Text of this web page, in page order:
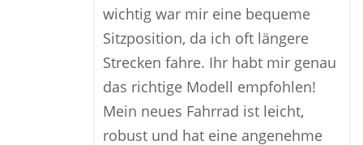
wichtig war mir eine bequeme
Sitzposition, da ich oft längere
Strecken fahre. Ihr habt mir genau
das richtige Modell empfohlen!
Mein neues Fahrrad ist leicht,
robust und hat eine angenehme